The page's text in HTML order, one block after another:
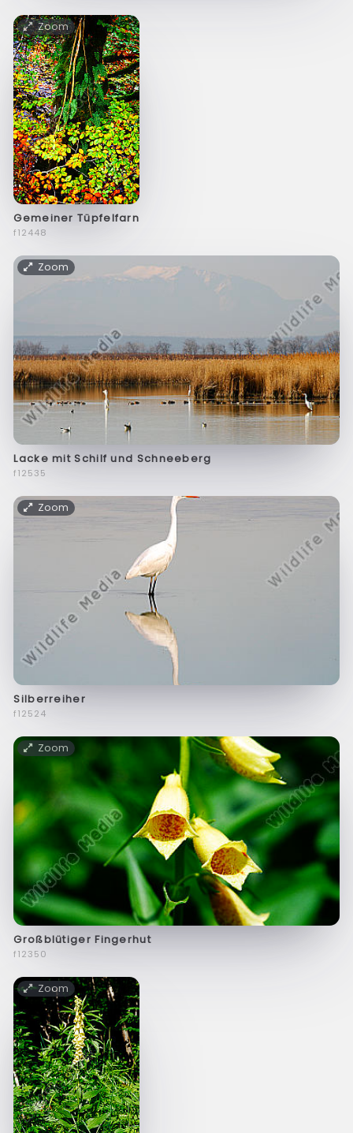
Zoom
Gemeiner Tüpfelfarn
f12448
Zoom
Lacke mit Schilf und Schneeberg
f12535
Zoom
Silberreiher
f12524
Zoom
Großblütiger Fingerhut
f12350
Zoom